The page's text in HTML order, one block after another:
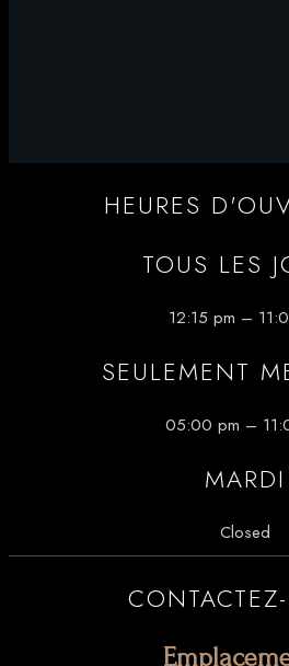
HEURES
TOUS LES
12:15 pm –
SEULEMENT
05:00 pm –
MARDI
Closed